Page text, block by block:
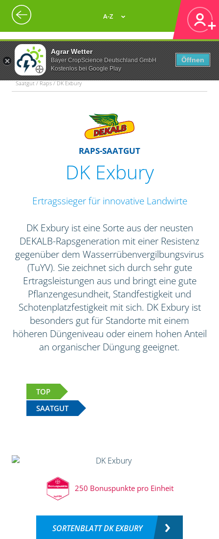
Agrar Wetter
Bayer CropScience Deutschland GmbH
Kostenlos bei Google Play
Öffnen
A-Z
Saatgut / Raps / DK Exbury
RAPS-SAATGUT
DK Exbury
Ertragssieger für innovative Landwirte
DK Exbury ist eine Sorte aus der neusten
DEKALB-Rapsgeneration mit einer Resistenz
gegenüber dem Wasserrübenvergilbungsvirus
(TuYV). Sie zeichnet sich durch sehr gute
Ertragsleistungen aus und bringt eine gute
Pflanzengesundheit, Standfestigkeit und
Schotenplatzfestigkeit mit sich. DK Exbury ist
besonders gut für Standorte mit einem
höheren Düngeniveau oder einem hohen Anteil
an organischer Düngung geeignet.
TOP
SAATGUT
250 Bonuspunkte pro Einheit
SORTENBLATT DK EXBURY